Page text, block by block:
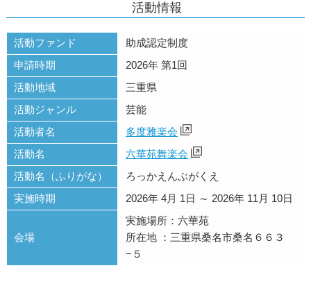
活動情報
活動ファンド
助成認定制度
申請時期
2026年 第1回
活動地域
三重県
活動ジャンル
芸能
活動者名
多度雅楽会
活動名
六華苑舞楽会
活動名（ふりがな）
ろっかえんぶがくえ
実施時期
2026年 4月 1日 ～ 2026年 11月 10日
会場
実施場所：六華苑
所在地 ：三重県桑名市桑名６６３
−５